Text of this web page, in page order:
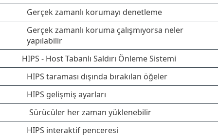
Gerçek zamanlı korumayı denetleme
Gerçek zamanlı koruma çalışmıyorsa neler
yapılabilir
HIPS - Host Tabanlı Saldırı Önleme Sistemi
HIPS taraması dışında bırakılan öğeler
HIPS gelişmiş ayarları
Sürücüler her zaman yüklenebilir
HIPS interaktif penceresi